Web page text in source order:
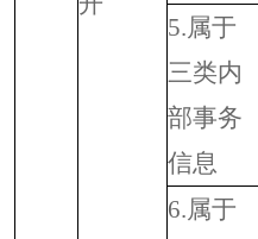
5.属于
三类内
部事务
信息
6.属于